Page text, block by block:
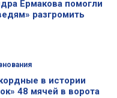
Ермакова помогли
разгромить
в истории
48 мячей в ворота